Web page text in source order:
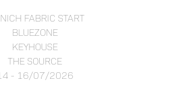
FABRIC START
BLUEZONE
KEYHOUSE
THE SOURCE
- 16/07/2026